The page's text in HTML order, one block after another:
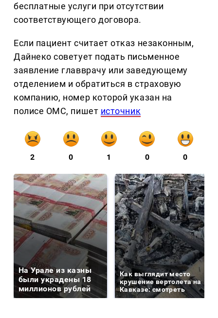
бесплатные услуги при отсутствии
соответствующего договора.
Если пациент считает отказ незаконным,
Дайнеко советует подать письменное
заявление главврачу или заведующему
отделением и обратиться в страховую
компанию, номер которой указан на
полисе ОМС, пишет источник
2 0 1 0 0
На Урале из казны
были украдены 18
миллионов рублей
Как выглядит место
крушение вертолета на
Кавказе: смотреть